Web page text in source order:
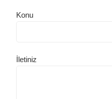
Konu
İletiniz